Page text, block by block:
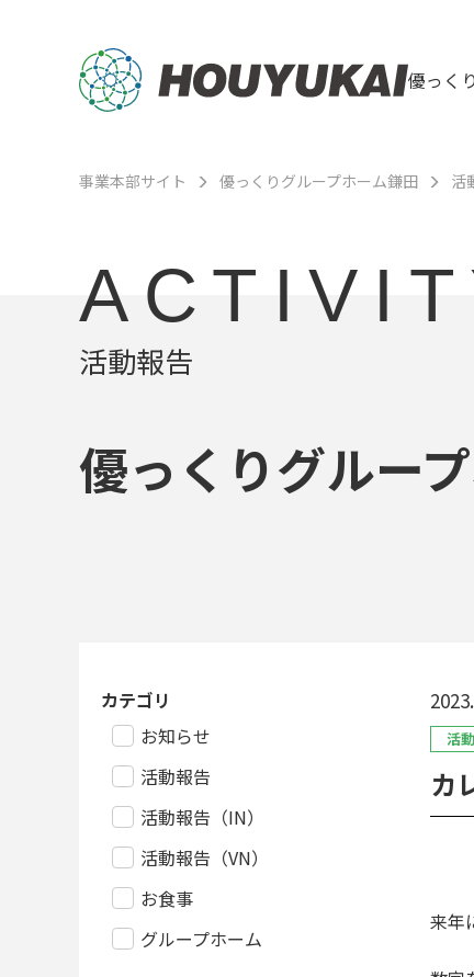
優っく
事業本部サイト 優っくりグループホーム鎌田 活
活動報告
優っくりグルー
活
カ
来年
カテゴリ
お知らせ
活動報告
活動報告（IN）
活動報告（VN）
お食事
グループホーム